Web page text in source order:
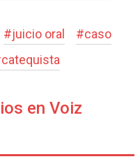
#juicio oral #caso
catequista
en Voiz